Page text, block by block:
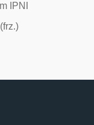
IPNI
(frz.)